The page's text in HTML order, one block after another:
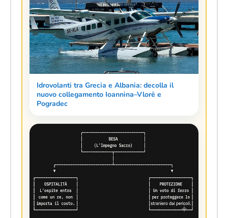
Idrovolanti tra Grecia e Albania: decolla il
nuovo collegamento Ioannina–Vlorë e
Pogradec